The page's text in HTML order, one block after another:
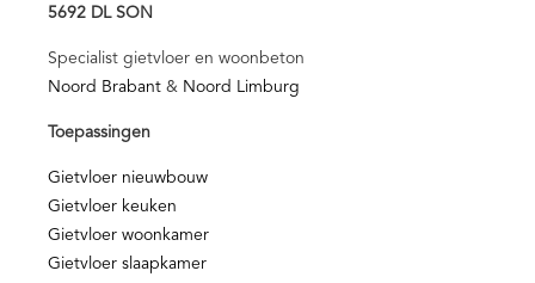
5692 DL SON
Specialist gietvloer en woonbeton
Noord Brabant & Noord Limburg
Toepassingen
Gietvloer nieuwbouw
Gietvloer keuken
Gietvloer woonkamer
Gietvloer slaapkamer